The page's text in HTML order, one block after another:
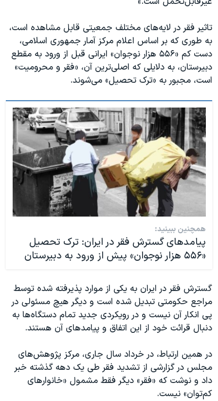
تاثیر فقر در لایه‌های مختلف جمعیتی قابل مشاهده است،
به طوری که بر اساس اعلام مرکز آمار جمهوری اسلامی،
دست کم «۵۵۶ هزار نوجوان» ایرانی قبل از ورود به مقطع
دبیرستان، به دلایلی که اصلی‌ترین آن، «فقر و محرومیت»
است، مجبور به «ترک تحصیل» می‌شوند.
همچنین ببینید:
پیامدهای گسترش فقر در ایران: ترک تحصیل
«۵۵۶ هزار نوجوان» پیش از ورود به دبیرستان
گسترش فقر در ایران به یکی از موارد پذیرفته شده توسط
مراجع حکومتی تبدیل شده است و دیگر هیچ مسئولی در
پی انکار آن نیست و در رویکردی جدید تمام دستگاه‌ها به
دنبال قرائت خود از این اتفاق و پیامدهای آن هستند.
در همین ارتباط، در خرداد سال جاری، مرکز پژوهش‌های
مجلس در گزارشی از تشدید فقر طی یک دهه گذشته خبر
داد و نوشت که «فقر» دیگر فقط مشمول «خانوارهای
کم‌توان» نیست.